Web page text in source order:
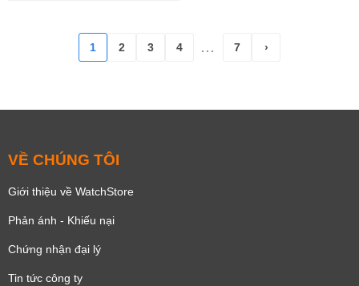
1 2 3 4 ... 7 ›
VỀ CHÚNG TÔI
Giới thiệu về WatchStore
Phản ánh - Khiếu nại
Chứng nhận đại lý
Tin tức công ty